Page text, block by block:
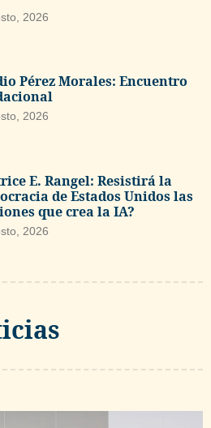
2026
Pérez Morales: Encuentro
2026
E. Rangel: Resistirá la
de Estados Unidos las
que crea la IA?
2026